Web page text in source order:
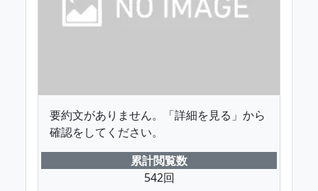
要約文がありません。「詳細を見る」から
確認をしてください。
累計閲覧数
542回